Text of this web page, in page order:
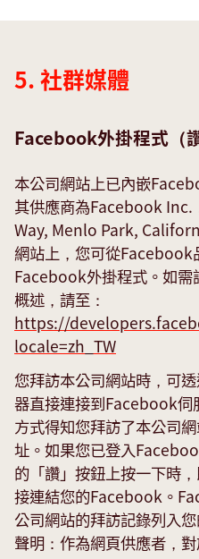
5. 社群媒體
Facebook外掛程式（
本公司網站上已內嵌
其供應商為Facebook
Way, Menlo Park,
網站上，您可從Facebook
Facebook外掛程式。如
概述，請至：
https://
locale=zh_TW
您拜訪本公司網站時，可
器直接連接到Facebook
方式得知您拜訪了本公司
址。如果您已登入
的「讚」按鈕上按一下時
接連結您的Facebook。
公司網站的拜訪記錄列入
聲明：作為網頁供應者，